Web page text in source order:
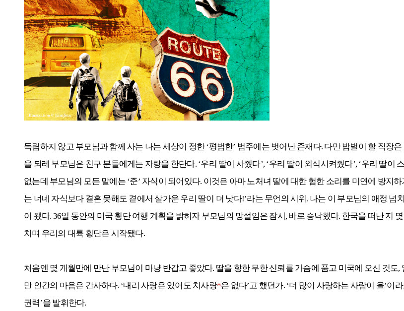
독립하지 않고 부모님과 함께 사는 나는 세상이 정한 ‘평범한’ 범주에는 벗어난 존재다. 다만 밥벌이 할 직장
을 되레 부모님은 친구 분들에게는 자랑을 한단다. ‘우리 딸이 사줬다’, ‘우리 딸이 외식시켜줬다’, ‘우리 딸이
없는데 부모님의 모든 말에는 ‘준’ 자식이 되어있다. 이것은 아마 노처녀 딸에 대한 험한 소리를 미연에 방지
는 너네 자식보다 결혼 못해도 곁에서 살가운 우리 딸이 더 낫다!’라는 무언의 시위. 나는 이 부모님의 애정 넘
이 됐다. 36일 동안의 미국 횡단 여행 계획을 밝히자 부모님의 망설임은 잠시, 바로 승낙했다. 한국을 떠난 지
치며 우리의 대륙 횡단은 시작됐다.
처음엔 몇 개월만에 만난 부모님이 마냥 반갑고 좋았다. 딸을 향한 무한 신뢰를 가슴에 품고 미국에 오신 것도
만 인간의 마음은 간사하다. ‘내리 사랑은 있어도 치사랑*은 없다’고 했던가. ‘더 많이 사랑하는 사람이 을’이
권력’을 발휘한다.